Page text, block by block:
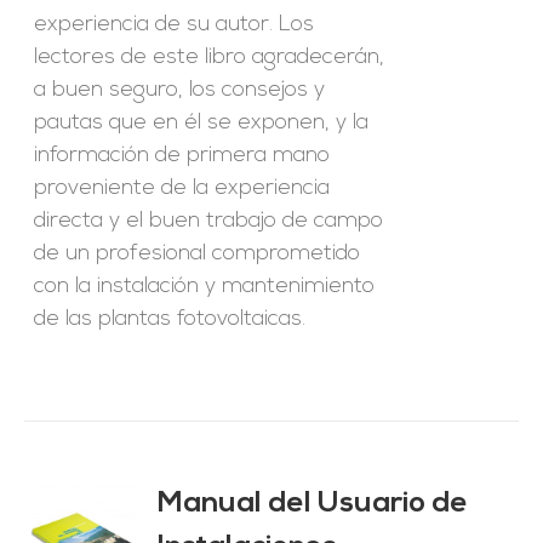
experiencia de su autor. Los
lectores de este libro agradecerán,
a buen seguro, los consejos y
pautas que en él se exponen, y la
información de primera mano
proveniente de la experiencia
directa y el buen trabajo de campo
de un profesional comprometido
con la instalación y mantenimiento
de las plantas fotovoltaicas.
Manual del Usuario de